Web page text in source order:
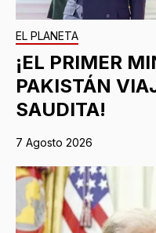
EL PLANETA
¡EL PRIMER
PAKISTÁN
SAUDITA!
7 Agosto 2026